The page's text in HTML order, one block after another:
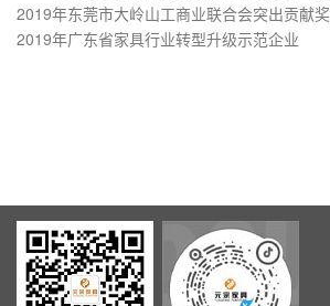
2019年东莞市大岭山工商业联合会突出贡献奖
2019年广东省家具行业转型升级示范企业